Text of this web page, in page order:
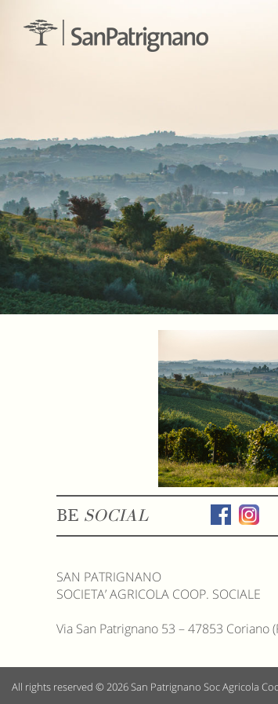
BE SOCIAL
SAN PATRIGNANO
SOCIETA’ AGRICOLA COOP. SOCIALE
Via San Patrignano 53 – 47853 Coriano
All rights reserved © 2026San Patrignano Soc Agricola